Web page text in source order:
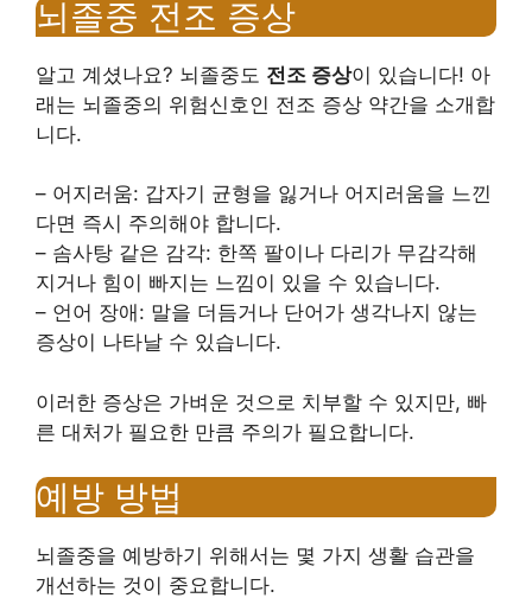
뇌졸중 전조 증상
알고 계셨나요? 뇌졸중도 전조 증상이 있습니다! 아
래는 뇌졸중의 위험신호인 전조 증상 약간을 소개합
니다.
– 어지러움: 갑자기 균형을 잃거나 어지러움을 느낀
다면 즉시 주의해야 합니다.
– 솜사탕 같은 감각: 한쪽 팔이나 다리가 무감각해
지거나 힘이 빠지는 느낌이 있을 수 있습니다.
– 언어 장애: 말을 더듬거나 단어가 생각나지 않는
증상이 나타날 수 있습니다.
이러한 증상은 가벼운 것으로 치부할 수 있지만, 빠
른 대처가 필요한 만큼 주의가 필요합니다.
예방 방법
뇌졸중을 예방하기 위해서는 몇 가지 생활 습관을
개선하는 것이 중요합니다.